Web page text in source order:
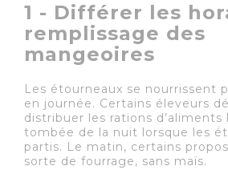
1 - Différer les
remplissage des
mangeoires
Les étourneaux se nourrissent
en journée. Certains éleveurs
distribuer les rations d’aliments
tombée de la nuit lorsque les
partis. Le matin, certains
sorte de fourrage, sans maïs.